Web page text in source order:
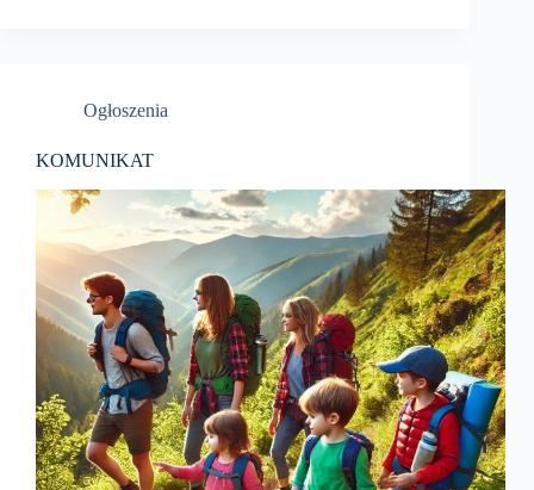
Ogłoszenia
KOMUNIKAT